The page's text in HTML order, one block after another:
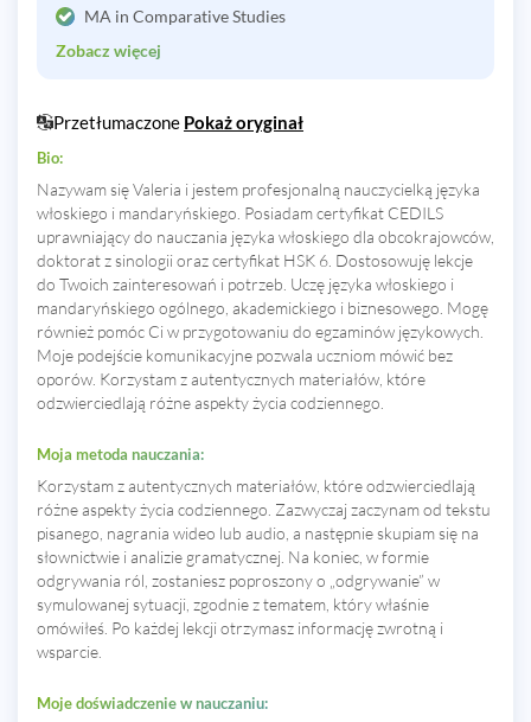
MA in Comparative Studies
Zobacz więcej
Przetłumaczone Pokaż oryginał
Bio:
Nazywam się Valeria i jestem profesjonalną nauczycielką języka
włoskiego i mandaryńskiego. Posiadam certyfikat CEDILS
uprawniający do nauczania języka włoskiego dla obcokrajowców,
doktorat z sinologii oraz certyfikat HSK 6. Dostosowuję lekcje
do Twoich zainteresowań i potrzeb. Uczę języka włoskiego i
mandaryńskiego ogólnego, akademickiego i biznesowego. Mogę
również pomóc Ci w przygotowaniu do egzaminów językowych.
Moje podejście komunikacyjne pozwala uczniom mówić bez
oporów. Korzystam z autentycznych materiałów, które
odzwierciedlają różne aspekty życia codziennego.
Moja metoda nauczania:
Korzystam z autentycznych materiałów, które odzwierciedlają
różne aspekty życia codziennego. Zazwyczaj zaczynam od tekstu
pisanego, nagrania wideo lub audio, a następnie skupiam się na
słownictwie i analizie gramatycznej. Na koniec, w formie
odgrywania ról, zostaniesz poproszony o „odgrywanie” w
symulowanej sytuacji, zgodnie z tematem, który właśnie
omówiłeś. Po każdej lekcji otrzymasz informację zwrotną i
wsparcie.
Moje doświadczenie w nauczaniu: